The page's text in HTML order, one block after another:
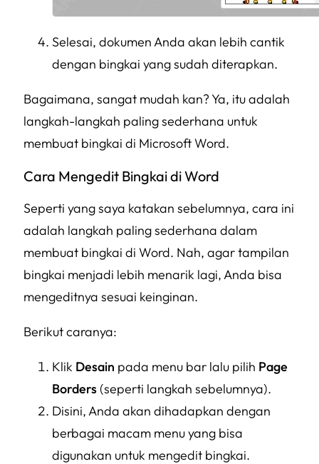
Selesai, dokumen Anda akan lebih cantik
dengan bingkai yang sudah diterapkan.
Bagaimana, sangat mudah kan? Ya, itu adalah
langkah-langkah paling sederhana untuk
membuat bingkai di Microsoft Word.
Cara Mengedit Bingkai di Word
Seperti yang saya katakan sebelumnya, cara ini
adalah langkah paling sederhana dalam
membuat bingkai di Word. Nah, agar tampilan
bingkai menjadi lebih menarik lagi, Anda bisa
mengeditnya sesuai keinginan.
Berikut caranya:
Klik Desain pada menu bar lalu pilih Page
Borders (seperti langkah sebelumnya).
Disini, Anda akan dihadapkan dengan
berbagai macam menu yang bisa
digunakan untuk mengedit bingkai.